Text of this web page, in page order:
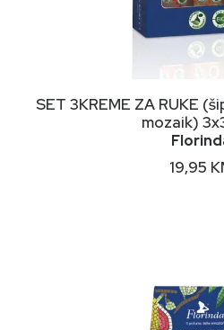
DODAJ U
SET 3KREME ZA RUKE
mozaik)
19,95